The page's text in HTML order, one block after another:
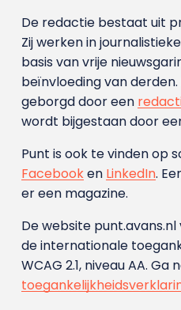
De redactie bestaat uit
Zij werken in
basis van vrije
beïnvloeding van
geborgd door een
wordt bijgestaan door
Punt is ook te vinden op
Facebooken LinkedIn.
er een magazine.
De website
de internationale
WCAG 2.1, niveau AA. Ga